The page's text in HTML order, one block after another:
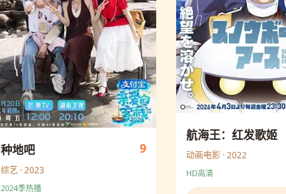
种地吧 9
综艺 · 2023
2024季热播
航海王：红发歌姬
动画电影 · 2022
HD高清